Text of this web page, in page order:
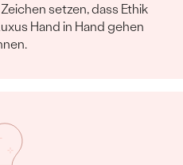
setzen, dass Ethik
Hand in Hand gehen